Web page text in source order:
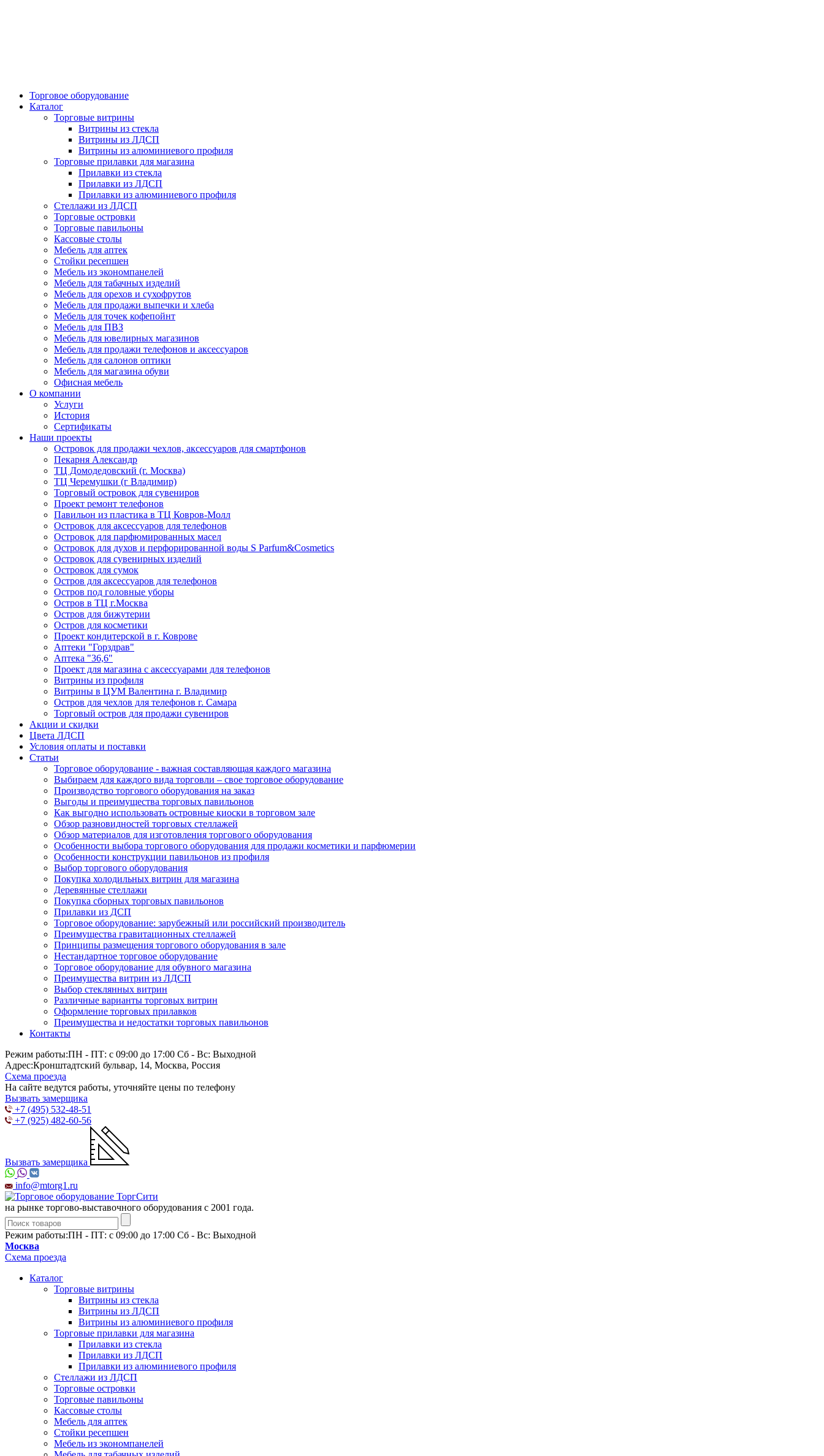
Торговое оборудование
Каталог
Торговые витрины
Витрины из cтекла
Витрины из ЛДСП
Витрины из алюминиевого профиля
Торговые прилавки для магазина
Прилавки из стекла
Прилавки из ЛДСП
Прилавки из алюминиевого профиля
Стеллажи из ЛДСП
Торговые островки
Торговые павильоны
Кассовые столы
Мебель для аптек
Стойки ресепшен
Мебель из экономпанелей
Мебель для табачных изделий
Мебель для орехов и сухофрутов
Мебель для продажи выпечки и хлеба
Мебель для точек кофепойнт
Мебель для ПВЗ
Мебель для ювелирных магазинов
Мебель для продажи телефонов и аксессуаров
Мебель для салонов оптики
Мебель для магазина обуви
Офисная мебель
О компании
Услуги
История
Сертификаты
Наши проекты
Островок для продажи чехлов, аксессуаров для смартфонов
Пекарня Александр
ТЦ Домодедовский (г. Москва)
ТЦ Черемушки (г Владимир)
Торговый островок для сувениров
Проект ремонт телефонов
Павильон из пластика в ТЦ Ковров-Молл
Островок для аксессуаров для телефонов
Островок для парфюмированных масел
Островок для духов и перфорированной воды S Parfum&Cosmetics
Островок для сувенирных изделий
Островок для сумок
Остров для аксессуаров для телефонов
Остров под головные уборы
Остров в ТЦ г.Москва
Остров для бижутерии
Остров для косметики
Проект кондитерской в г. Коврове
Аптеки "Горздрав"
Аптека "36,6"
Проект для магазина с аксессуарами для телефонов
Витрины из профиля
Витрины в ЦУМ Валентина г. Владимир
Остров для чехлов для телефонов г. Самара
Торговый остров для продажи сувениров
Акции и скидки
Цвета ЛДСП
Условия оплаты и поставки
Статьи
Торговое оборудование - важная составляющая каждого магазина
Выбираем для каждого вида торговли – свое торговое оборудование
Производство торгового оборудования на заказ
Выгоды и преимущества торговых павильонов
Как выгодно использовать островные киоски в торговом зале
Обзор разновидностей торговых стеллажей
Обзор материалов для изготовления торгового оборудования
Особенности выбора торгового оборудования для продажи косметики и парфюмерии
Особенности конструкции павильонов из профиля
Выбор торгового оборудования
Покупка холодильных витрин для магазина
Деревянные стеллажи
Покупка сборных торговых павильонов
Прилавки из ДСП
Торговое оборудование: зарубежный или российский производитель
Преимущества гравитационных стеллажей
Принципы размещения торгового оборудования в зале
Нестандартное торговое оборудование
Торговое оборудование для обувного магазина
Преимущества витрин из ЛДСП
Выбор стеклянных витрин
Различные варианты торговых витрин
Оформление торговых прилавков
Преимущества и недостатки торговых павильонов
Контакты
Режим работы:ПН - ПТ: с 09:00 до 17:00 Сб - Вс: Выходной
Адрес:Кронштадтский бульвар, 14, Москва, Россия
Схема проезда
На сайте ведутся работы, уточняйте цены по телефону
Вызвать замерщика
+7 (495) 532-48-51
+7 (925) 482-60-56
Вызвать замерщика
info@mtorg1.ru
на рынке торгово-выставочного оборудования с 2001 года.
Режим работы:ПН - ПТ: с 09:00 до 17:00 Сб - Вс: Выходной
Москва
Схема проезда
Каталог
Торговые витрины
Витрины из cтекла
Витрины из ЛДСП
Витрины из алюминиевого профиля
Торговые прилавки для магазина
Прилавки из стекла
Прилавки из ЛДСП
Прилавки из алюминиевого профиля
Стеллажи из ЛДСП
Торговые островки
Торговые павильоны
Кассовые столы
Мебель для аптек
Стойки ресепшен
Мебель из экономпанелей